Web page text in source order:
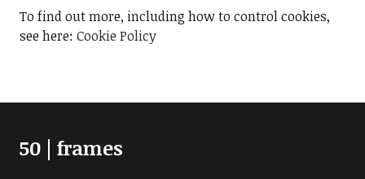
To find out more, including how to control cookies,
see here: Cookie Policy
50 | frames